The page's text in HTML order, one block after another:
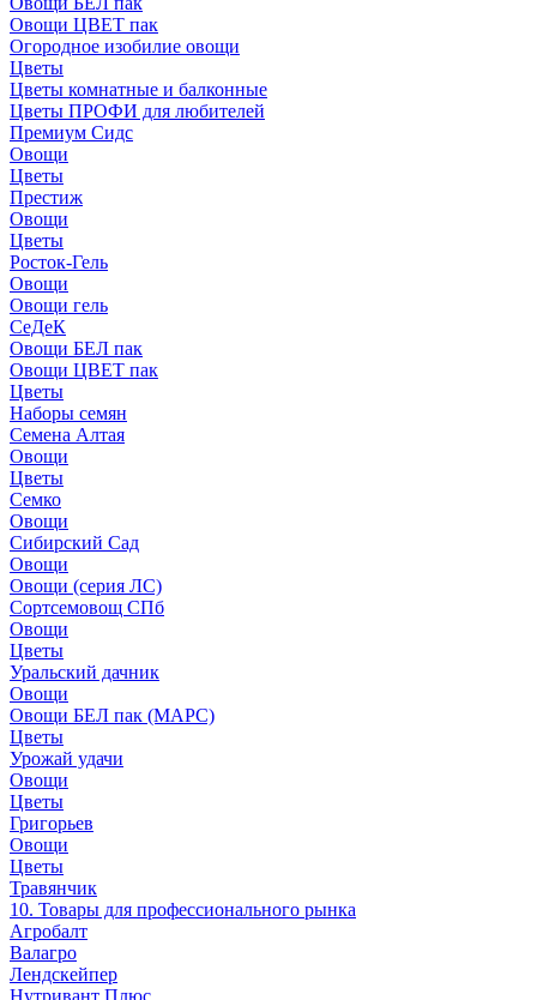
Овощи ЦВЕТ пак
Огородное изобилие овощи
Цветы
Цветы комнатные и балконные
Цветы ПРОФИ для любителей
Премиум Сидс
Овощи
Цветы
Престиж
Овощи
Цветы
Росток-Гель
Овощи
Овощи гель
СеДеК
Овощи БЕЛ пак
Овощи ЦВЕТ пак
Цветы
Наборы семян
Семена Алтая
Овощи
Цветы
Семко
Овощи
Сибирский Сад
Овощи
Овощи (серия ЛС)
Сортсемовощ СПб
Овощи
Цветы
Уральский дачник
Овощи
Овощи БЕЛ пак (МАРС)
Цветы
Урожай удачи
Овощи
Цветы
Григорьев
Овощи
Цветы
Травянчик
10. Товары для профессионального рынка
Агробалт
Валагро
Лендскейпер
Нутривант Плюс